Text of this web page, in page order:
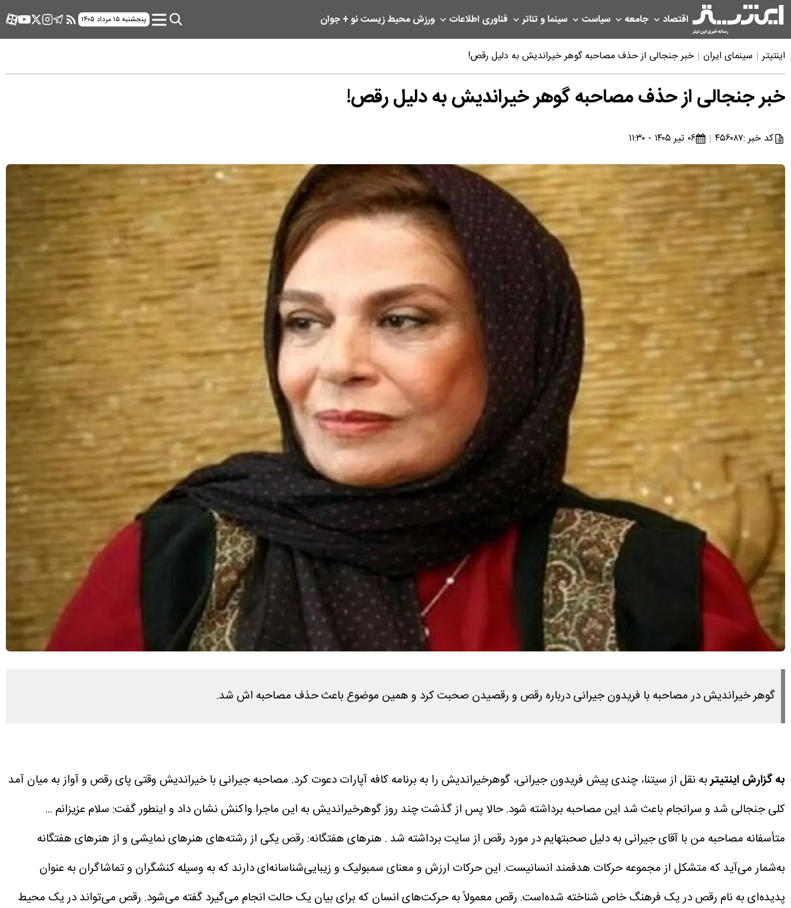
اقتصاد جامعه سیاست سینما و تئاتر فناوری اطلاعات ورزشمحیط زیستنو + جوان پنجشنبه ۱۵ مرداد ۱۴۰۵
اینتیتر سینمای ایران خبر جنجالی از حذف مصاحبه گوهر خیراندیش به دلیل رقص!
خبر جنجالی از حذف مصاحبه گوهر خیراندیش به دلیل رقص!
کد خبر :۴۵۶۰۸۷ ۰۶ تیر ۱۴۰۵ - ۱۱:۳۰
گوهر خیراندیش در مصاحبه با فریدون جیرانی درباره رقص و رقصیدن صحبت کرد و همین موضوع باعث حذف مصاحبه اش شد.
به گزارش اینتیتربه نقل از سیتنا، چندی پیش فریدون جیرانی، گوهرخیراندیش را به برنامه کافه آپارات دعوت کرد. مصاحبه جیرانی با خیراندیش وقتی پای رقص و آواز به میان آمد
کلی جنجالی شد و سرانجام باعث شد این مصاحبه برداشته شود.حالا پس از گذشت چند روز گوهرخیراندیش به این ماجرا واکنش نشان داد و اینطور گفت: سلام عزیزانم ...
متأسفانه مصاحبه من با آقای جیرانی به دلیل صحبتهایم در مورد رقص از سایت برداشته شد . هنرهای هفتگانه: رقص یکی از رشته‌های هنرهای نمایشی و از هنرهای هفتگانه
به‌شمار می‌آید که متشکل از مجموعه حرکات هدفمند انسانیست. این حرکات ارزش و معنای سمبولیک و زیبایی‌شناسانه‌ای دارند که به وسیله کنشگران و تماشاگران به عنوان
پدیده‌ای به نام رقص در یک فرهنگ خاص شناخته شده‌است. رقص معمولاً به حرکت‌های انسان که برای بیان یک حالت انجام می‌گیرد گفته می‌شود. رقص می‌تواند در یک محیط